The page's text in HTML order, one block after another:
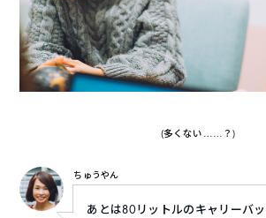
(多くない……？)
ちゅうやん
あとは80リットルのキャリーバ